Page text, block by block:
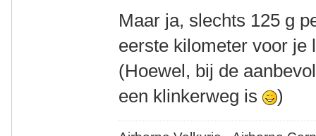
Maar ja, slechts 125 g
eerste kilometer voor je
(Hoewel, bij de
een klinkerweg is
)